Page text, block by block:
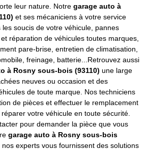
leur nature. Notre garage auto à
et ses mécaniciens à votre service
les soucis de votre véhicule, pannes
réparation de véhicules toutes marques,
pare-brise, entretien de climatisation,
freinage, batterie...Retrouvez aussi
à Rosny sous-bois (93110) une large
neuves ou occasion et des
de toute marque. Nos techniciens
de pièces et effectuer le remplacement
votre véhicule en toute sécurité.
pour demander la pièce que vous
garage auto à Rosny sous-bois
nos experts vous fournissent des solutions